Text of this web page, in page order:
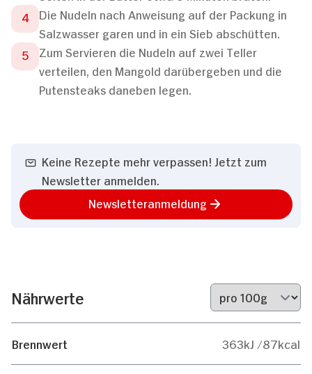
Die Nudeln nach Anweisung auf der Packung in
Salzwasser garen und in ein Sieb abschütten.
Zum Servieren die Nudeln auf zwei Teller
verteilen, den Mangold darübergeben und die
Putensteaks daneben legen.
Keine Rezepte mehr verpassen! Jetzt zum
Newsletter anmelden.
Newsletteranmeldung
Nährwerte
Brennwert 363kJ /87kcal